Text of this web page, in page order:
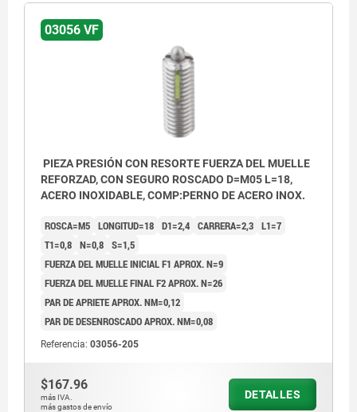
L2 = aprox. dos filetes
03056 VF
PIEZA PRESIÓN CON RESORTE FUERZA DEL MUELLE
REFORZAD, CON SEGURO ROSCADO D=M05 L=18,
ACERO INOXIDABLE, COMP:PERNO DE ACERO INOX.
ROSCA=M5 LONGITUD=18 D1=2,4 CARRERA=2,3 L1=7
T1=0,8 N=0,8 S=1,5
FUERZA DEL MUELLE INICIAL F1 APROX. N=9
FUERZA DEL MUELLE FINAL F2 APROX. N=26
PAR DE APRIETE APROX. NM=0,12
PAR DE DESENROSCADO APROX. NM=0,08
Referencia: 03056-205
$167.96
más IVA.
más gastos de envío
DETALLES